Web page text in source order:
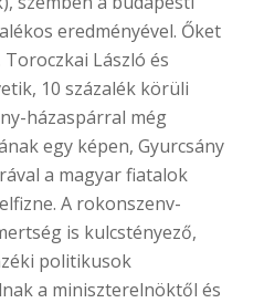
eredményével. Őket
László és
10 százalék körüli
házaspárral még
egy képen, Gyurcsány
a magyar fiatalok
A rokonszenv-
is kulcstényező,
politikusok
a miniszterelnöktől és